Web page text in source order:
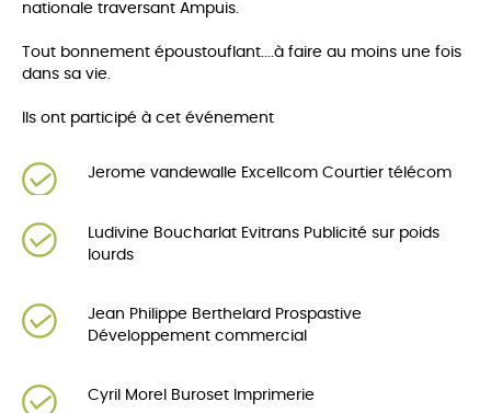
nationale traversant Ampuis.
Tout bonnement époustouflant....à faire au moins une fois
dans sa vie.
Ils ont participé à cet événement
Jerome vandewalle Excellcom Courtier télécom
Ludivine Boucharlat Evitrans Publicité sur poids
lourds
Jean Philippe Berthelard Prospastive
Développement commercial
Cyril Morel Buroset Imprimerie